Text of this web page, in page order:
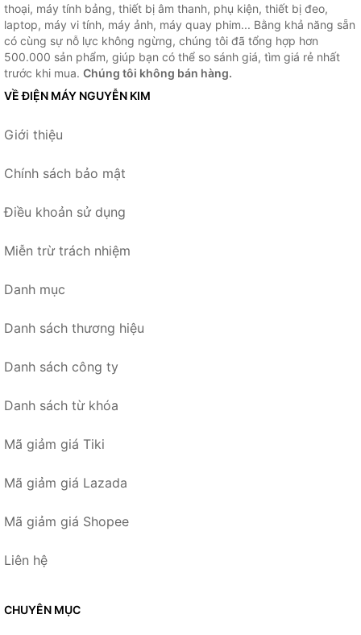
thoại, máy tính bảng, thiết bị âm thanh, phụ kiện, thiết bị đeo,
laptop, máy vi tính, máy ảnh, máy quay phim... Bằng khả năng sẵn
có cùng sự nỗ lực không ngừng, chúng tôi đã tổng hợp hơn
500.000 sản phẩm, giúp bạn có thể so sánh giá, tìm giá rẻ nhất
trước khi mua. Chúng tôi không bán hàng.
VỀ ĐIỆN MÁY NGUYỄN KIM
Giới thiệu
Chính sách bảo mật
Điều khoản sử dụng
Miễn trừ trách nhiệm
Danh mục
Danh sách thương hiệu
Danh sách công ty
Danh sách từ khóa
Mã giảm giá Tiki
Mã giảm giá Lazada
Mã giảm giá Shopee
Liên hệ
CHUYÊN MỤC